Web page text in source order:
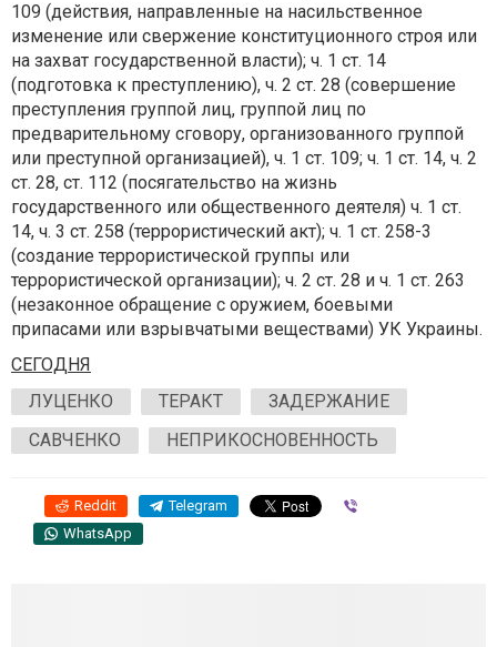
109 (действия, направленные на насильственное
изменение или свержение конституционного строя или
на захват государственной власти); ч. 1 ст. 14
(подготовка к преступлению), ч. 2 ст. 28 (совершение
преступления группой лиц, группой лиц по
предварительному сговору, организованного группой
или преступной организацией), ч. 1 ст. 109; ч. 1 ст. 14, ч. 2
ст. 28, ст. 112 (посягательство на жизнь
государственного или общественного деятеля) ч. 1 ст.
14, ч. 3 ст. 258 (террористический акт); ч. 1 ст. 258-3
(создание террористической группы или
террористической организации); ч. 2 ст. 28 и ч. 1 ст. 263
(незаконное обращение с оружием, боевыми
припасами или взрывчатыми веществами) УК Украины.
СЕГОДНЯ
ЛУЦЕНКО
ТЕРАКТ
ЗАДЕРЖАНИЕ
САВЧЕНКО
НЕПРИКОСНОВЕННОСТЬ
Reddit Telegram
WhatsApp